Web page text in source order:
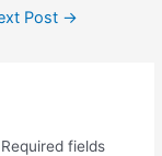
Post →
Required fields